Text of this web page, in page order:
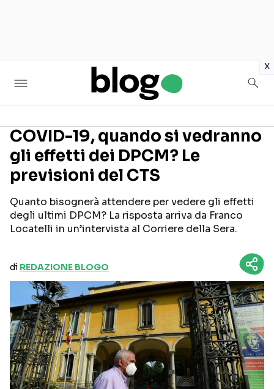
x
Seguici sui social
COVID-19, quando si vedranno
gli effetti dei DPCM? Le
previsioni del CTS
Quanto bisognerà attendere per vedere gli effetti
degli ultimi DPCM? La risposta arriva da Franco
Locatelli in un’intervista al Corriere della Sera.
di REDAZIONE BLOGO